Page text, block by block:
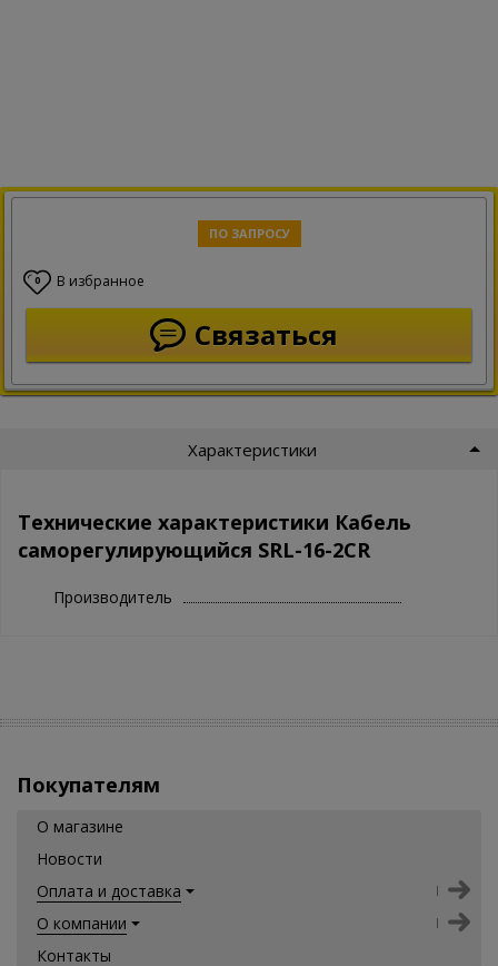
ПО ЗАПРОСУ
0 В избранное
Связаться
Характеристики
Технические характеристики Кабель
саморегулирующийся SRL-16-2CR
Производитель
Покупателям
О магазине
Новости
Оплата и доставка
О компании
Контакты